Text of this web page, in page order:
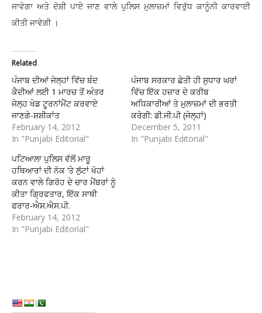
ਜਾਵੇਗਾ ਅਤੇ ਦੋਸ਼ੀ ਪਾਏ ਜਾਣ ਵਾਲੇ ਪੁਲਿਸ ਮੁਲਾਜ਼ਮਾਂ ਵਿਰੁੱਧ ਕਾਨੂੰਨੀ ਕਾਰਵਾਈ
ਕੀਤੀ ਜਾਵੇਗੀ ।
Related
ਪੰਜਾਬ ਦੀਆਂ ਜੇਲ੍ਹਾਂ ਵਿੱਚ ਬੰਦ
ਕੈਦੀਆਂ ਲਈ 1 ਮਾਰਚ ਤੋਂ ਅੰਤਰ
ਜੇਲ੍ਹ ਖੇਡ ਟੂਰਨਾਂਮੈਂਟ ਕਰਵਾਏ
ਜਾਣਗੇ-ਸ਼ਸ਼ੀਕਾਂਤ
February 14, 2012
In "Punjabi Editorial"
ਪੰਜਾਬ ਸਰਕਾਰ ਛੇਤੀ ਹੀ ਸੁਧਾਰ ਘਰਾਂ
ਵਿੱਚ ਇੱਕ ਹਜ਼ਾਰ ਦੇ ਕਰੀਬ
ਅਧਿਕਾਰੀਆਂ ਤੇ ਮੁਲਾਜ਼ਮਾਂ ਦੀ ਭਰਤੀ
ਕਰੇਗੀ: ਡੀ.ਜੀ.ਪੀ (ਜੇਲ੍ਹਾਂ)
December 5, 2011
In "Punjabi Editorial"
ਪਟਿਆਲਾ ਪੁਲਿਸ ਵੱਲੋਂ ਮਾਰੂ
ਹਥਿਆਰਾਂ ਦੀ ਨੋਕ ‘ਤੇ ਲੁੱਟਾਂ ਖੋਹਾਂ
ਕਰਨ ਵਾਲੇ ਗਿਰੋਹ ਦੇ ਚਾਰ ਮੈਂਬਰਾਂ ਨੂੰ
ਕੀਤਾ ਗ੍ਰਿਫਤਾਰ, ਇੱਕ ਸਾਥੀ
ਫਰਾਰ-ਐਸ.ਐਸ.ਪੀ.
February 14, 2012
In "Punjabi Editorial"